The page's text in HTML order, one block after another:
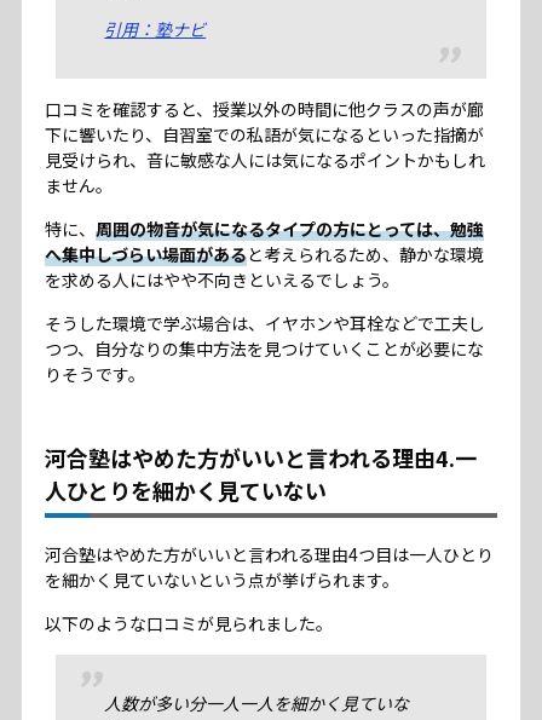
引用：塾ナビ
口コミを確認すると、授業以外の時間に他クラスの声が廊
下に響いたり、自習室での私語が気になるといった指摘が
見受けられ、音に敏感な人には気になるポイントかもしれ
ません。
特に、 周囲の物音が気になるタイプの方にとっては、勉強
へ集中しづらい場面があると考えられるため、静かな環境
を求める人にはやや不向きといえるでしょう。
そうした環境で学ぶ場合は、イヤホンや耳栓などで工夫し
つつ、自分なりの集中方法を見つけていくことが必要にな
りそうです。
河合塾はやめた方がいいと言われる理由4.一
人ひとりを細かく見ていない
河合塾はやめた方がいいと言われる理由4つ目は一人ひとり
を細かく見ていないという点が挙げられます。
以下のような口コミが見られました。
人数が多い分一人一人を細かく見ていな